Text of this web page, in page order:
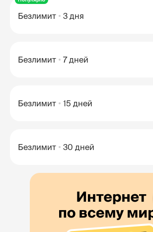
Безлимит 3 дня
Безлимит 7 дней
Безлимит 15 дней
Безлимит 30 дней